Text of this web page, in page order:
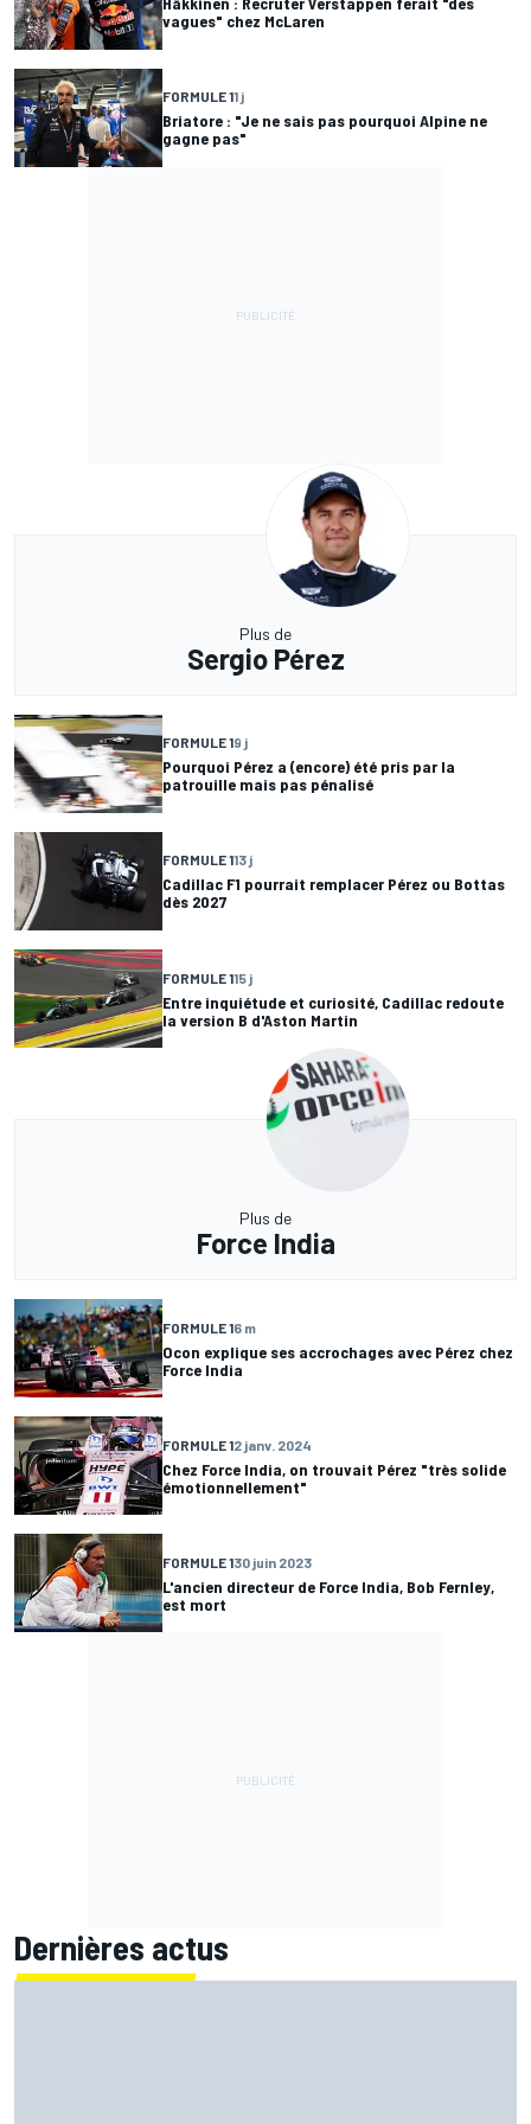
vagues" chez McLaren
FORMULE 11 j
Briatore : "Je ne sais pas pourquoi Alpine ne
gagne pas"
Plus de
Sergio Pérez
FORMULE 19 j
Pourquoi Pérez a (encore) été pris par la
patrouille mais pas pénalisé
FORMULE 113 j
Cadillac F1 pourrait remplacer Pérez ou Bottas
dès 2027
FORMULE 115 j
Entre inquiétude et curiosité, Cadillac redoute
la version B d'Aston Martin
Plus de
Force India
FORMULE 16 m
Ocon explique ses accrochages avec Pérez chez
Force India
FORMULE 12 janv. 2024
Chez Force India, on trouvait Pérez "très solide
émotionnellement"
FORMULE 130 juin 2023
L'ancien directeur de Force India, Bob Fernley,
est mort
Dernières actus